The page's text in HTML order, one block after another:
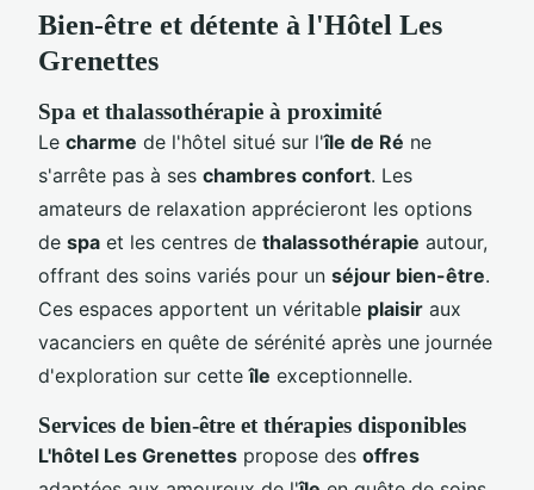
Bien-être et détente à l'Hôtel Les
Grenettes
Spa et thalassothérapie à proximité
Le charme de l'hôtel situé sur l'île de Ré ne
s'arrête pas à ses chambres confort. Les
amateurs de relaxation apprécieront les options
de spa et les centres de thalassothérapie autour,
offrant des soins variés pour un séjour bien-être.
Ces espaces apportent un véritable plaisir aux
vacanciers en quête de sérénité après une journée
d'exploration sur cetteîle exceptionnelle.
Services de bien-être et thérapies disponibles
L'hôtel Les Grenettes propose des offres